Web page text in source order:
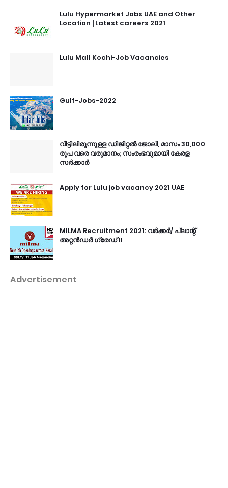
Lulu Hypermarket Jobs UAE and Other
Location | Latest careers 2021
Lulu Mall Kochi-Job Vacancies
Gulf-Jobs-2022
വീട്ടിലിരുന്നുള്ള ഡിജിറ്റൽ ജോലി, മാസം 30,000
രൂപ വരെ വരുമാനം; സംരംഭവുമായി കേരള
സർക്കാർ
Apply for Lulu job vacancy 2021 UAE
MILMA Recruitment 2021: വർക്കർ/ പ്ലാന്റ്
അറ്റൻഡർ ഗ്രേഡ് II
Advertisement